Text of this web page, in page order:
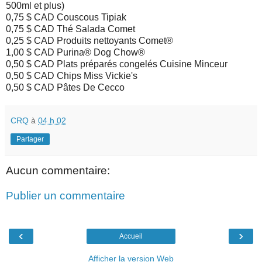
500ml et plus)
0,75 $ CAD Couscous Tipiak
0,75 $ CAD Thé Salada Comet
0,25 $ CAD Produits nettoyants Comet®
1,00 $ CAD Purina® Dog Chow®
0,50 $ CAD Plats préparés congelés Cuisine Minceur
0,50 $ CAD Chips Miss Vickie's
0,50 $ CAD Pâtes De Cecco
CRQ à 04 h 02
Partager
Aucun commentaire:
Publier un commentaire
‹ ›
Accueil
Afficher la version Web